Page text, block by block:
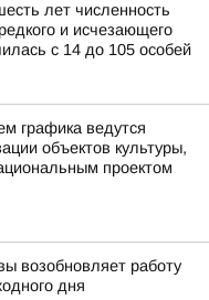
лет численность
и исчезающего
с 14 до 105 особей
графика ведутся
объектов культуры,
проектом
возобновляет работу
дня